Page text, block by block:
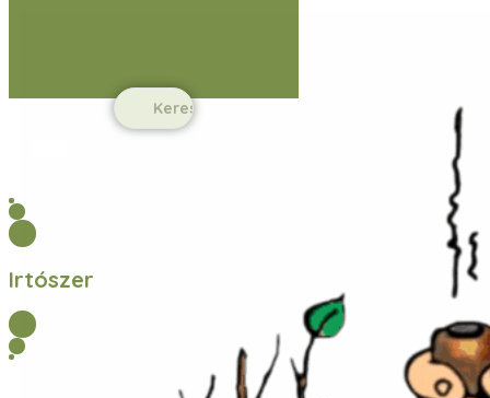
Search
...
Irtószer